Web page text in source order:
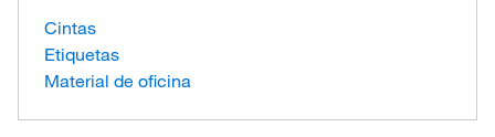
Cintas
Etiquetas
Material de oficina